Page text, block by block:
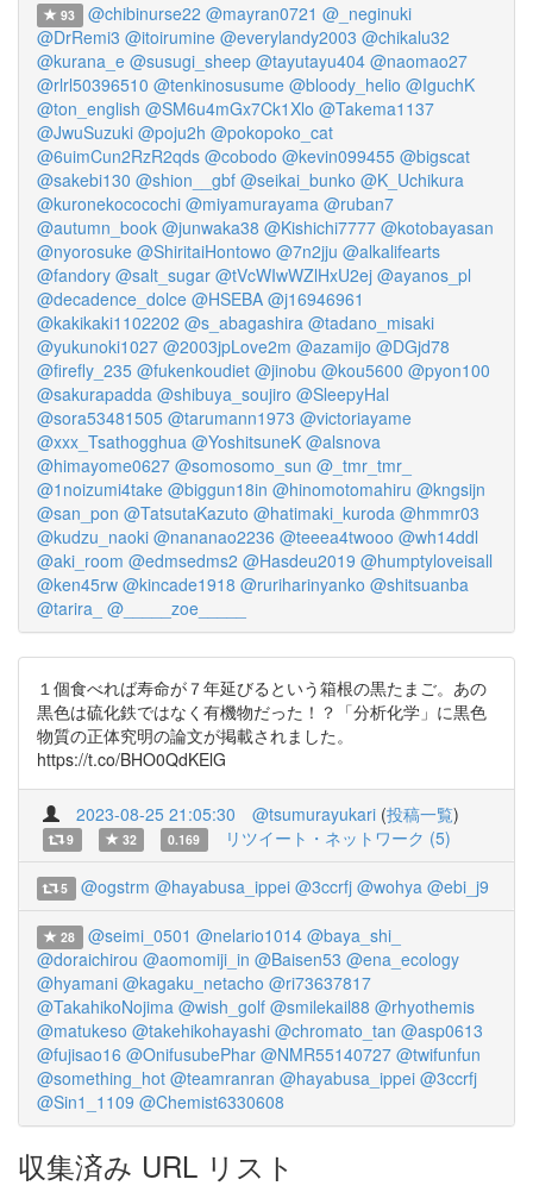
93 @chibinurse22 @mayran0721 @_neginuki
@DrRemi3 @itoirumine @everylandy2003 @chikalu32
@kurana_e @susugi_sheep @tayutayu404 @naomao27
@rlrl50396510 @tenkinosusume @bloody_helio @IguchK
@ton_english @SM6u4mGx7Ck1Xlo @Takema1137
@JwuSuzuki @poju2h @pokopoko_cat
@6uimCun2RzR2qds @cobodo @kevin099455 @bigscat
@sakebi130 @shion__gbf @seikai_bunko @K_Uchikura
@kuronekococochi @miyamurayama @ruban7
@autumn_book @junwaka38 @Kishichi7777 @kotobayasan
@nyorosuke @ShiritaiHontowo @7n2jju @alkalifearts
@fandory @salt_sugar @tVcWIwWZlHxU2ej @ayanos_pl
@decadence_dolce @HSEBA @j16946961
@kakikaki1102202 @s_abagashira @tadano_misaki
@yukunoki1027 @2003jpLove2m @azamijo @DGjd78
@firefly_235 @fukenkoudiet @jinobu @kou5600 @pyon100
@sakurapadda @shibuya_soujiro @SleepyHal
@sora53481505 @tarumann1973 @victoriayame
@xxx_Tsathogghua @YoshitsuneK @alsnova
@himayome0627 @somosomo_sun @_tmr_tmr_
@1noizumi4take @biggun18in @hinomotomahiru @kngsijn
@san_pon @TatsutaKazuto @hatimaki_kuroda @hmmr03
@kudzu_naoki @nananao2236 @teeea4twooo @wh14ddl
@aki_room @edmsedms2 @Hasdeu2019 @humptyloveisall
@ken45rw @kincade1918 @ruriharinyanko @shitsuanba
@tarira_ @_____zoe_____
１個食べれば寿命が７年延びるという箱根の黒たまご。あの
黒色は硫化鉄ではなく有機物だった！？「分析化学」に黒色
物質の正体究明の論文が掲載されました。
https://t.co/BHO0QdKElG
2023-08-25 21:05:30 @tsumurayukari (投稿一覧)
9 32 0.169 リツイート・ネットワーク (5)
5 @ogstrm @hayabusa_ippei @3ccrfj @wohya @ebi_j9
28 @seimi_0501 @nelario1014 @baya_shi_
@doraichirou @aomomiji_in @Baisen53 @ena_ecology
@hyamani @kagaku_netacho @ri73637817
@TakahikoNojima @wish_golf @smilekail88 @rhyothemis
@matukeso @takehikohayashi @chromato_tan @asp0613
@fujisao16 @OnifusubePhar @NMR55140727 @twifunfun
@something_hot @teamranran @hayabusa_ippei @3ccrfj
@Sin1_1109 @Chemist6330608
収集済み URL リスト